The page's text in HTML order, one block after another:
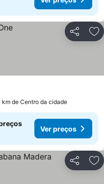
Partilhar
km de Centro da cidade
Ver preços
Partilhar